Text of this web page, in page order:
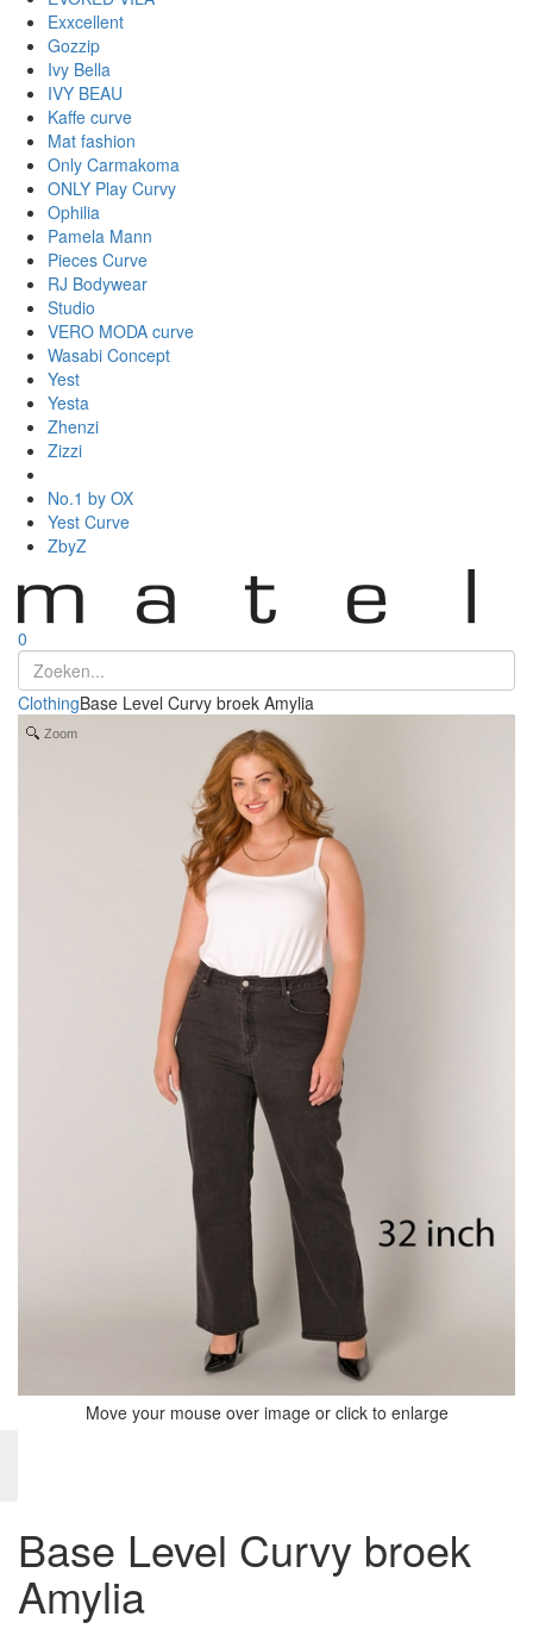
Exxcellent
Gozzip
Ivy Bella
IVY BEAU
Kaffe curve
Mat fashion
Only Carmakoma
ONLY Play Curvy
Ophilia
Pamela Mann
Pieces Curve
RJ Bodywear
Studio
VERO MODA curve
Wasabi Concept
Yest
Yesta
Zhenzi
Zizzi
No.1 by OX
Yest Curve
ZbyZ
0
ClothingBase Level Curvy broek Amylia
Zoom
Move your mouse over image or click to enlarge
Base Level Curvy broek
Amylia